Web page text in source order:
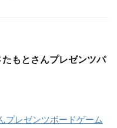
もとさんプレゼンツパ
レゼンツボードゲーム